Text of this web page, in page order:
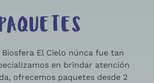
El Cielo núnca fue tan
en brindar atención
ofrecemos paquetes desde 2